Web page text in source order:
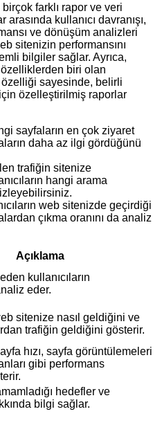
farklı rapor ve veri
kullanıcı davranışı,
ve dönüşüm analizleri
sitenizin performansını
bilgiler sağlar. Ayrıca,
biri olan
sayesinde, belirli
özelleştirilmiş raporlar
sayfaların en çok ziyaret
daha az ilgi gördüğünü
trafiğin sitenize
hangi arama
izleyebilirsiniz.
web sitenizde geçirdiği
çıkma oranını da analiz
Açıklama
kullanıcıların
eder.
sitenize nasıl geldiğini ve
trafiğin geldiğini gösterir.
hızı, sayfa görüntülemeleri
gibi performans
hedefler ve
bilgi sağlar.